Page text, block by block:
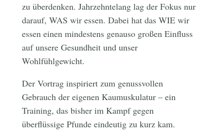
zu überdenken. Jahrzehntelang lag der Fokus nur
darauf, WAS wir essen. Dabei hat das WIE wir
essen einen mindestens genauso großen Einfluss
auf unsere Gesundheit und unser
Wohlfühlgewicht.
Der Vortrag inspiriert zum genussvollen
Gebrauch der eigenen Kaumuskulatur – ein
Training, das bisher im Kampf gegen
überflüssige Pfunde eindeutig zu kurz kam.